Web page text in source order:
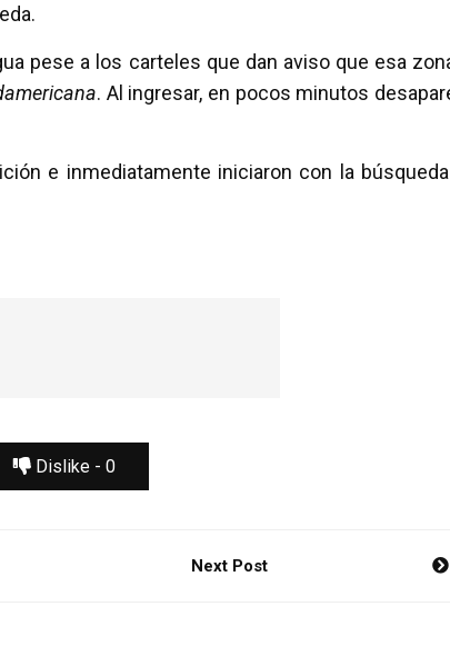
pese a los carteles que dan aviso que esa
. Al ingresar, en pocos minutos
e inmediatamente iniciaron con la
Dislike - 0
Next Post